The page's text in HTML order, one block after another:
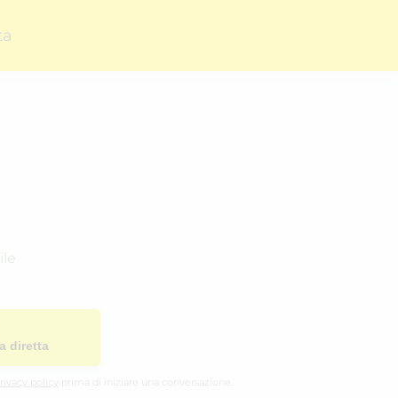
diretta
policy prima di iniziare una conversazione.